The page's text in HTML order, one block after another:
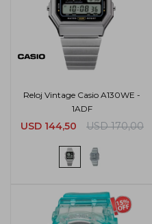
Reloj Vintage Casio A130WE -
1ADF
USD 144,50 USD 170,00